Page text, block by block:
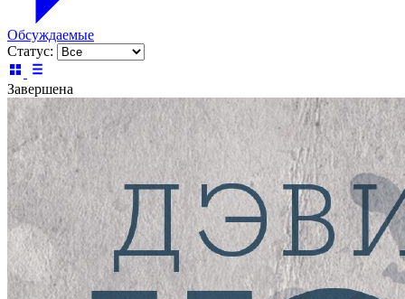
Обсуждаемые
Статус:
Завершена